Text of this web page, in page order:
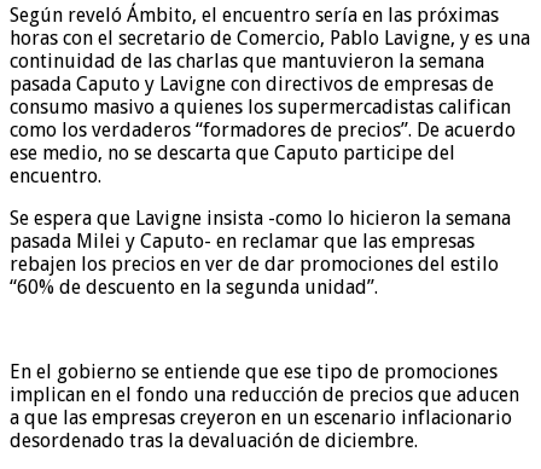
Según reveló Ámbito, el encuentro sería en las próximas
horas con el secretario de Comercio, Pablo Lavigne, y es una
continuidad de las charlas que mantuvieron la semana
pasada Caputo y Lavigne con directivos de empresas de
consumo masivo a quienes los supermercadistas califican
como los verdaderos “formadores de precios”. De acuerdo
ese medio, no se descarta que Caputo participe del
encuentro.
Se espera que Lavigne insista -como lo hicieron la semana
pasada Milei y Caputo- en reclamar que las empresas
rebajen los precios en ver de dar promociones del estilo
“60% de descuento en la segunda unidad”.
En el gobierno se entiende que ese tipo de promociones
implican en el fondo una reducción de precios que aducen
a que las empresas creyeron en un escenario inflacionario
desordenado tras la devaluación de diciembre.